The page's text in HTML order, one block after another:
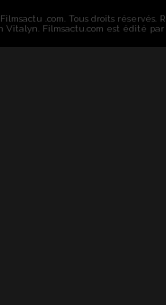
Filmsactu .com. Tous droits
Vitalyn . Filmsactu .com est édité